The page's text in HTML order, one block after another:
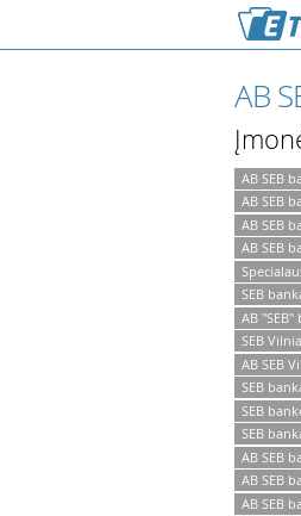
AB
AB SEB
AB SEB
AB SEB
AB SEB
SEB
AB
SEB
AB SEB
SEB
SEB
SEB
AB SEB
AB SEB
AB SEB